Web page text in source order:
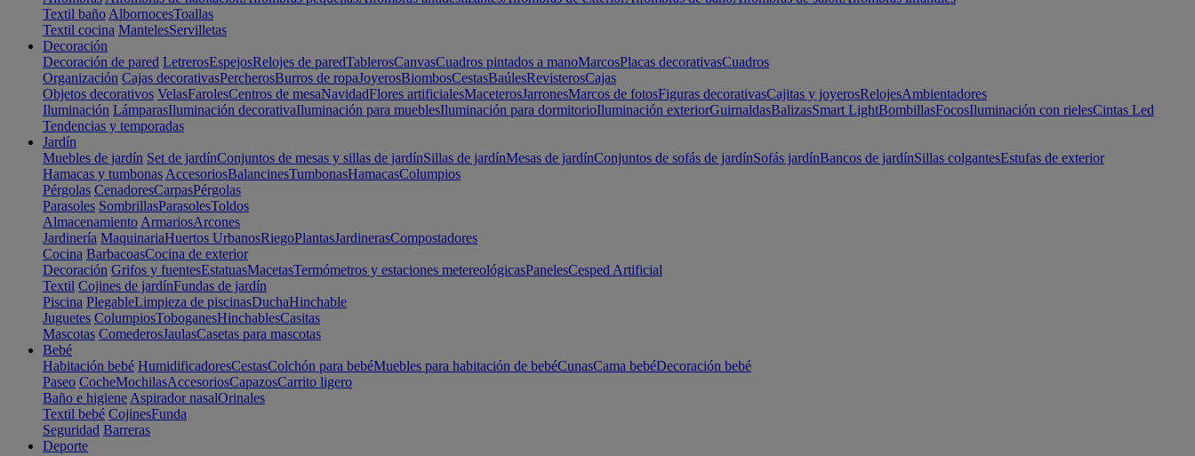
Textil baño AlbornocesToallas
Textil cocina MantelesServilletas
Decoración
Decoración de pared LetrerosEspejosRelojes de paredTablerosCanvasCuadros pintados a manoMarcosPlacas decorativasCuadros
Organización Cajas decorativasPercherosBurros de ropaJoyerosBiombosCestasBaúlesRevisterosCajas
Objetos decorativos VelasFarolesCentros de mesaNavidadFlores artificialesMaceterosJarronesMarcos de fotosFiguras decorativasCajitas y joyerosRelojesAmbientadores
Iluminación LámparasIluminación decorativaIluminación para mueblesIluminación para dormitorioIluminación exteriorGuirnaldasBalizasSmart LightBombillasFocosIluminación con rielesCintas Led
Tendencias y temporadas
Jardín
Muebles de jardín Set de jardínConjuntos de mesas y sillas de jardínSillas de jardínMesas de jardínConjuntos de sofás de jardínSofás jardínBancos de jardínSillas colgantesEstufas de exterior
Hamacas y tumbonas AccesoriosBalancinesTumbonasHamacasColumpios
Pérgolas CenadoresCarpasPérgolas
Parasoles SombrillasParasolesToldos
Almacenamiento ArmariosArcones
Jardinería MaquinariaHuertos UrbanosRiegoPlantasJardinerasCompostadores
Cocina BarbacoasCocina de exterior
Decoración Grifos y fuentesEstatuasMacetasTermómetros y estaciones metereológicasPanelesCesped Artificial
Textil Cojines de jardínFundas de jardín
Piscina PlegableLimpieza de piscinasDuchaHinchable
Juguetes ColumpiosToboganesHinchablesCasitas
Mascotas ComederosJaulasCasetas para mascotas
Bebé
Habitación bebé HumidificadoresCestasColchón para bebéMuebles para habitación de bebéCunasCama bebéDecoración bebé
Paseo CocheMochilasAccesoriosCapazosCarrito ligero
Baño e higiene Aspirador nasalOrinales
Textil bebé CojinesFunda
Seguridad Barreras
Deporte